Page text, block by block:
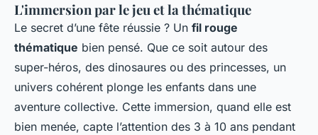
L'immersion par le jeu et la thématique
Le secret d’une fête réussie ? Un fil rouge
thématique bien pensé. Que ce soit autour des
super-héros, des dinosaures ou des princesses, un
univers cohérent plonge les enfants dans une
aventure collective. Cette immersion, quand elle est
bien menée, capte l’attention des 3 à 10 ans pendant